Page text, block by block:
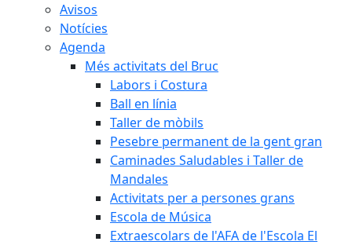
Avisos
Notícies
Agenda
Més activitats del Bruc
Labors i Costura
Ball en línia
Taller de mòbils
Pesebre permanent de la gent gran
Caminades Saludables i Taller de
Mandales
Activitats per a persones grans
Escola de Música
Extraescolars de l'AFA de l'Escola El